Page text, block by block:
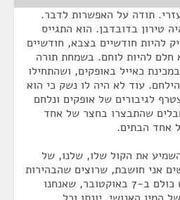
תודה על האפשרות לדבר.
טירון בדובדבן. הוא התגייס
להיות חודשיים בצבא, חודשיים
חלם להיות לוחם. בשמחת תורה
כאייל באופקים, ושהתחילו
עוד לא היה לו נשק כי הוא
לגיבורים של אופקים ונלחם
שהתבצרו בחצר של אחד
אחד הבתים.
את הקול שלו, שלנו, של
אני חושבת, שרוצים שהבהירות
שהייתה אני חושבת לכמעט כולם ב-7 באוקטובר, שאנחנו